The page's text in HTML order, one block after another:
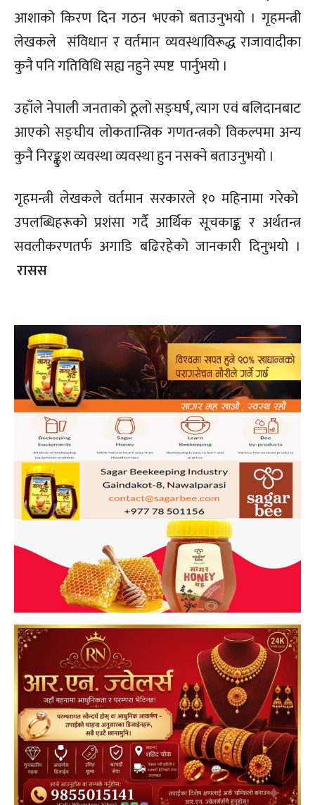
आशाको किरण दिन गठन भएको बताउनुभयो । गृहमन्त्री
लेखकले संविधान र वर्तमान व्यवस्थाविरूद्ध राजावादीका
कुनै पनि गतिविधि सह्य नहुने स्पष्ट पार्नुभयो ।
उहाँले नेपाली जनताको ठूलो सङ्घर्ष, त्याग एवं बलिदानबाट
आएको सङ्घीय लोकतान्त्रिक गणतन्त्रको विकल्पमा अन्य
कुनै निरङ्कुश व्यवस्था व्यवस्था हुन नसक्ने बताउनुभयो ।
गृहमन्त्री लेखकले वर्तमान सरकारले १० महिनामा गरेको
उपलब्धिहरूको प्रशंसा गर्दै आर्थिक सूचकाङ्क र अर्थतन्त्र
सवलीकरणतर्फ अगाडि बढिरहेको जानकारी दिनुभयो ।
रासस